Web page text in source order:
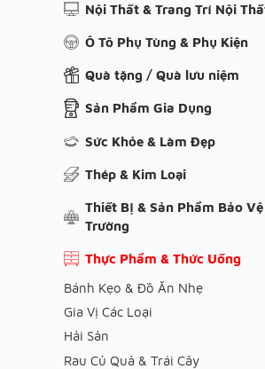
Nội Thất & Trang Trí Nội
Ô Tô Phụ Tùng & Phụ Kiện
Quà tặng / Quà lưu niệm
Sản Phẩm Gia Dụng
Sức Khỏe & Làm Đẹp
Thép & Kim Loại
Thiết Bị & Sản Phẩm Bảo
Trường
Thực Phẩm & Thức Uống
Bánh Kẹo & Đồ Ăn Nhẹ
Gia Vị Các Loại
Hải Sản
Rau Củ Quả & Trái Cây